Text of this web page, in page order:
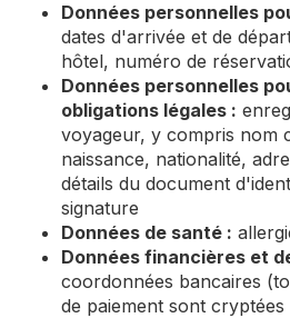
Données personnelles
dates d'arrivée et de
hôtel, numéro de
Données personnelles
obligations légales :
voyageur, y compris nom
naissance, nationalité,
détails du document
signature
Données de santé :
Données financières et
coordonnées bancaires
de paiement sont